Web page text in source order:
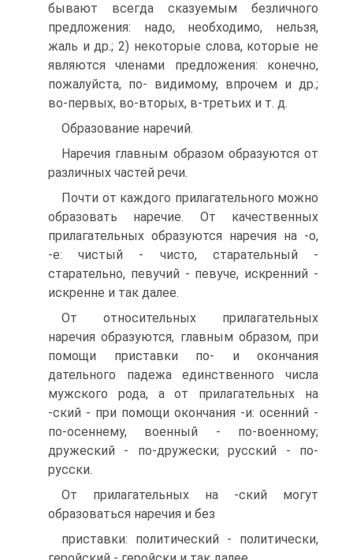
бывают всегда сказуемым безличного
предложения: надо, необходимо, нельзя,
жаль и др.; 2) некоторые слова, которые не
являются членами предложения: конечно,
пожалуйста, по- видимому, впрочем и др.;
во-первых, во-вторых, в-третьих и т. д.
Образование наречий.
Наречия главным образом образуются от
различных частей речи.
Почти от каждого прилагательного можно
образовать наречие. От качественных
прилагательных образуются наречия на -о,
-е: чистый - чисто, старательный -
старательно, певучий - певуче, искренний -
искренне и так далее.
От относительных прилагательных
наречия образуются, главным образом, при
помощи приставки по- и окончания
дательного падежа единственного числа
мужского рода, а от прилагательных на
-ский - при помощи окончания -и: осенний -
по-осеннему, военный - по-военному;
дружеский - по-дружески; русский - по-
русски.
От прилагательных на -ский могут
образоваться наречия и без
приставки: политический - политически,